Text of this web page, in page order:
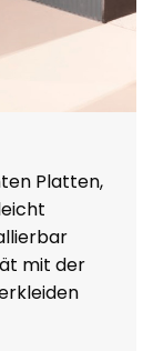
Platten,
mit der